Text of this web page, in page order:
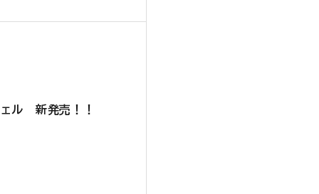
ェル 新発売！！